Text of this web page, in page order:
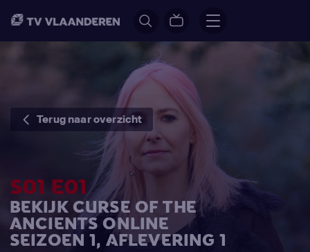
Terug naar overzicht
S01 E01
BEKIJK CURSE OF THE
ANCIENTS ONLINE
SEIZOEN 1, AFLEVERING 1